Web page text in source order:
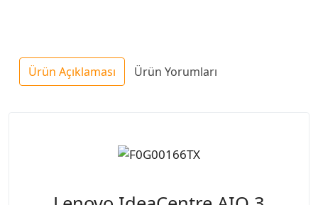
Ürün Açıklaması Ürün Yorumları